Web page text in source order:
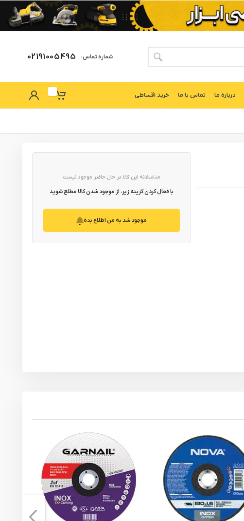
شماره تماس: 02191005495
درباره ما تماس با ما خرید اقساطی
متاسفانه این کالا در حال حاضر موجود نیست
با فعال کردن گزینه زیر، از موجود شدن کالا مطلع شوید
موجود شد به من اطلاع بده